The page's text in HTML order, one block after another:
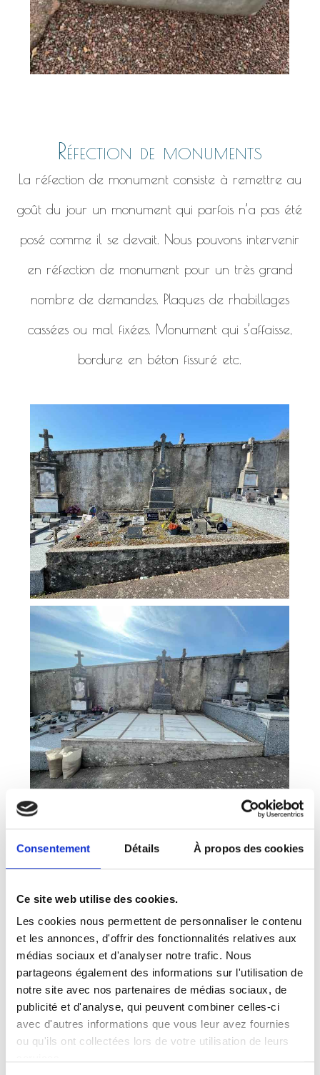
Consentement Détails À propos des cookies
Ce site web utilise des cookies.
Les cookies nous permettent de personnaliser le contenu
et les annonces, d'offrir des fonctionnalités relatives aux
médias sociaux et d'analyser notre trafic. Nous
partageons également des informations sur l'utilisation de
notre site avec nos partenaires de médias sociaux, de
publicité et d'analyse, qui peuvent combiner celles-ci
avec d'autres informations que vous leur avez fournies
ou qu'ils ont collectées lors de votre utilisation de leurs
Réfection de monuments
La réfection de monument consiste à remettre au
goût du jour un monument qui parfois n’a pas été
posé comme il se devait. Nous pouvons intervenir
en réfection de monument pour un très grand
nombre de demandes. Plaques de rhabillages
cassées ou mal fixées. Monument qui s’affaisse,
bordure en béton fissuré etc.